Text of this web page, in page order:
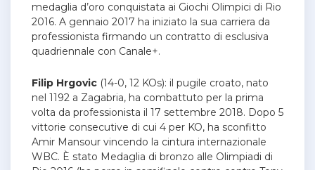
medaglia d’oro conquistata ai Giochi Olimpici di Rio
2016. A gennaio 2017 ha iniziato la sua carriera da
professionista firmando un contratto di esclusiva
quadriennale con Canale+.
Filip Hrgovic (14-0, 12 KOs): il pugile croato, nato
nel 1192 a Zagabria, ha combattuto per la prima
volta da professionista il 17 settembre 2018. Dopo 5
vittorie consecutive di cui 4 per KO, ha sconfitto
Amir Mansour vincendo la cintura internazionale
WBC. È stato Medaglia di bronzo alle Olimpiadi di